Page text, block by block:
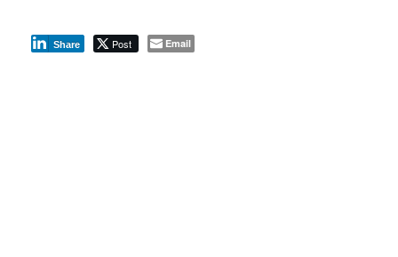
Share Post Email